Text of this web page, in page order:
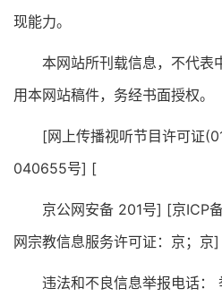
现能力。
本网站所刊载信息，不代表
用本网站稿件，务经书面授权。
[网上传播视听节目许可证
040655号] [
京公网安备 201号] [京ICP
网宗教信息服务许可证：京；京]
违法和不良信息举报电话：